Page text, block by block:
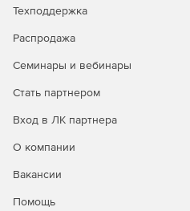
Техподдержка
Распродажа
Семинары и вебинары
Стать партнером
Вход в ЛК партнера
О компании
Вакансии
Помощь